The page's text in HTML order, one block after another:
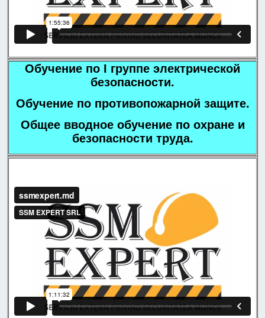
Обучение по I группе электрической
безопасности.
Обучение по противопожарной защите.
Общее вводное обучение по охране и
безопасности труда.